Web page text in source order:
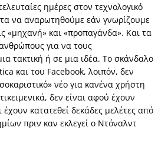
ημέρες στον τεχνολογικό
να αναρωτηθούμε εάν γνωρίζουμε
«μηχανή» και «προπαγάνδα». Και τα
για να τους
τακτική ή σε μια ιδέα. Το σκάνδαλο
και του Facebook, λοιπόν, δεν
νέο για κανένα χρήστη
δεν είναι αφού έχουν
έχουν κατατεθεί δεκάδες μελέτες από
πριν καν εκλεγεί ο Ντόναλντ